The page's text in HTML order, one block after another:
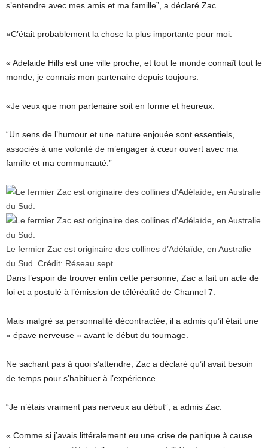
s’entendre avec mes amis et ma famille”, a déclaré Zac.
«C’était probablement la chose la plus importante pour moi.
« Adelaide Hills est une ville proche, et tout le monde connaît tout le
monde, je connais mon partenaire depuis toujours.
«Je veux que mon partenaire soit en forme et heureux.
“Un sens de l’humour et une nature enjouée sont essentiels,
associés à une volonté de m’engager à cœur ouvert avec ma
famille et ma communauté.”
Le fermier Zac est originaire des collines d’Adélaïde, en Australie
du Sud. Crédit: Réseau sept
Dans l’espoir de trouver enfin cette personne, Zac a fait un acte de
foi et a postulé à l’émission de téléréalité de Channel 7.
Mais malgré sa personnalité décontractée, il a admis qu’il était une
« épave nerveuse » avant le début du tournage.
Ne sachant pas à quoi s’attendre, Zac a déclaré qu’il avait besoin
de temps pour s’habituer à l’expérience.
“Je n’étais vraiment pas nerveux au début”, a admis Zac.
« Comme si j’avais littéralement eu une crise de panique à cause